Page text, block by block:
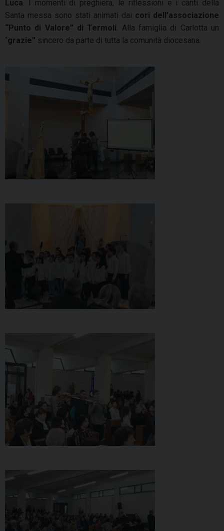
Luca. I momenti di preghiera, le riflessioni e i canti della
Santa messa sono stati animati dai cori dell’associazione
“Punto di Valore” di Termoli. Alla famiglia di Carlotta un
“grazie” sincero da parte di tutta la comunità diocesana.